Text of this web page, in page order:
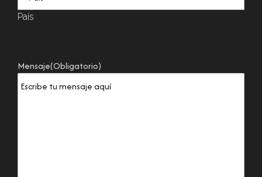
País
Mensaje(Obligatorio)